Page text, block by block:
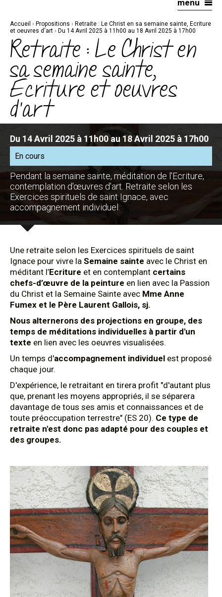
navigation
menu
Accueil › Propositions › Retraite : Le Christ en sa semaine sainte, Ecriture
et oeuvres d'art › Du 14 Avril 2025 à 11h00 au 18 Avril 2025 à 17h00
Retraite : Le Christ en
sa semaine sainte,
Ecriture et oeuvres
d'art
Du 14 Avril 2025 à 11h00 au 18 Avril 2025 à 17h00
En cours
Pendant la semaine sainte, méditation de l'Ecriture,
contemplation d'œuvres d'art. Retraite selon les
Exercices spirituels de saint Ignace, avec
accompagnement individuel.
Une retraite selon les Exercices spirituels de saint
Ignace pour vivre la Semaine sainte avec le Christ en
méditant l’Ecriture et en contemplant certains
chefs-d’œuvre de la peinture en lien avec la Passion
du Christ et la Semaine Sainte avec Mme Anne
Fumex et le Père Laurent Gallois, sj.
Nous alternerons des projections en groupe, des
temps de méditations individuelles à partir d'un
texte en lien avec les oeuvres visualisées.
Un temps d'accompagnement individuel est proposé
chaque jour.
D'expérience, le retraitant en tirera profit "d'autant plus
que, prenant les moyens appropriés, il se séparera
davantage de tous ses amis et connaissances et de
toute préoccupation terrestre" (ES 20). Ce type de
retraite n'est donc pas adapté pour des couples et
des groupes.